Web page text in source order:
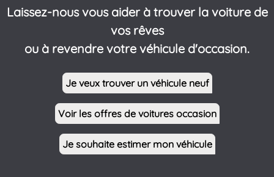
Laissez-nous vous aider à trouver la voiture de
vos rêves
ou à revendre votre véhicule d'occasion.
Je veux trouver un véhicule neuf
Voir les offres de voitures occasion
Je souhaite estimer mon véhicule